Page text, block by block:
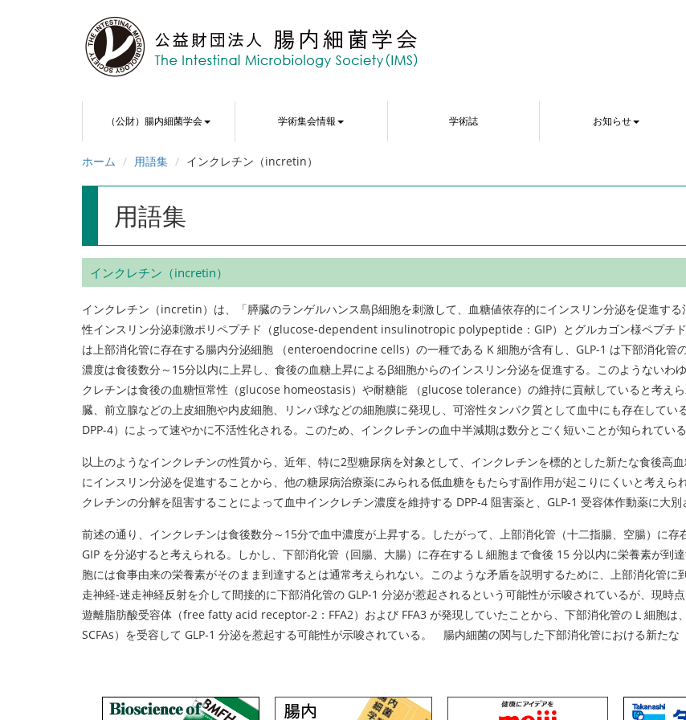
（公財）腸内細菌学会 学術集会情報 学術誌 お知らせ
ホーム 用語集 インクレチン（incretin）
用語集
インクレチン（incretin）
インクレチン（incretin）は、「膵臓のランゲルハンス島β細胞を刺激して、血糖値依存的にインスリン分泌を促進す
性インスリン分泌刺激ポリペプチド（glucose-dependent insulinotropic polypeptide：GIP）とグルカゴン様ペプチ
は上部消化管に存在する腸内分泌細胞 （enteroendocrine cells）の一種である K 細胞が含有し、GLP-1 は下部消化管
濃度は食後数分～15分以内に上昇し、食後の血糖上昇によるβ細胞からのインスリン分泌を促進する。このようない
クレチンは食後の血糖恒常性（glucose homeostasis）や耐糖能 （glucose tolerance）の維持に貢献していると考え
臓、前立腺などの上皮細胞や内皮細胞、リンパ球などの細胞膜に発現し、可溶性タンパク質として血中にも存在して
DPP-4）によって速やかに不活性化される。このため、インクレチンの血中半減期は数分とごく短いことが知られている
以上のようなインクレチンの性質から、近年、特に2型糖尿病を対象として、インクレチンを標的とした新たな食後高
にインスリン分泌を促進することから、他の糖尿病治療薬にみられる低血糖をもたらす副作用が起こりにくいと考え
クレチンの分解を阻害することによって血中インクレチン濃度を維持する DPP-4 阻害薬と、GLP-1 受容体作動薬に大別
前述の通り、インクレチンは食後数分～15分で血中濃度が上昇する。したがって、上部消化管（十二指腸、空腸）に
GIP を分泌すると考えられる。しかし、下部消化管（回腸、大腸）に存在する L 細胞まで食後 15 分以内に栄養素が到
胞には食事由来の栄養素がそのまま到達するとは通常考えられない。このような矛盾を説明するために、上部消化管
走神経-迷走神経反射を介して間接的に下部消化管の GLP-1 分泌が惹起されるという可能性が示唆されているが、現時
遊離脂肪酸受容体（free fatty acid receptor-2：FFA2）および FFA3 が発現していたことから、下部消化管の L 細胞
SCFAs）を受容して GLP-1 分泌を惹起する可能性が示唆されている。 腸内細菌の関与した下部消化管における新た